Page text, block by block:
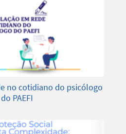
no cotidiano do psicólogo
do PAEFI